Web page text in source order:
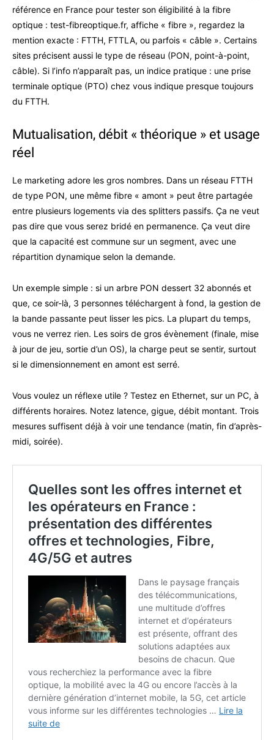
référence en France pour tester son éligibilité à la fibre
optique : test-fibreoptique.fr, affiche « fibre », regardez la
mention exacte : FTTH, FTTLA, ou parfois « câble ». Certains
sites précisent aussi le type de réseau (PON, point-à-point,
câble). Si l’info n’apparaît pas, un indice pratique : une prise
terminale optique (PTO) chez vous indique presque toujours
du FTTH.
Mutualisation, débit « théorique » et usage
réel
Le marketing adore les gros nombres. Dans un réseau FTTH
de type PON, une même fibre « amont » peut être partagée
entre plusieurs logements via des splitters passifs. Ça ne veut
pas dire que vous serez bridé en permanence. Ça veut dire
que la capacité est commune sur un segment, avec une
répartition dynamique selon la demande.
Un exemple simple : si un arbre PON dessert 32 abonnés et
que, ce soir-là, 3 personnes téléchargent à fond, la gestion de
la bande passante peut lisser les pics. La plupart du temps,
vous ne verrez rien. Les soirs de gros évènement (finale, mise
à jour de jeu, sortie d’un OS), la charge peut se sentir, surtout
si le dimensionnement en amont est serré.
Vous voulez un réflexe utile ? Testez en Ethernet, sur un PC, à
différents horaires. Notez latence, gigue, débit montant. Trois
mesures suffisent déjà à voir une tendance (matin, fin d’après-
midi, soirée).